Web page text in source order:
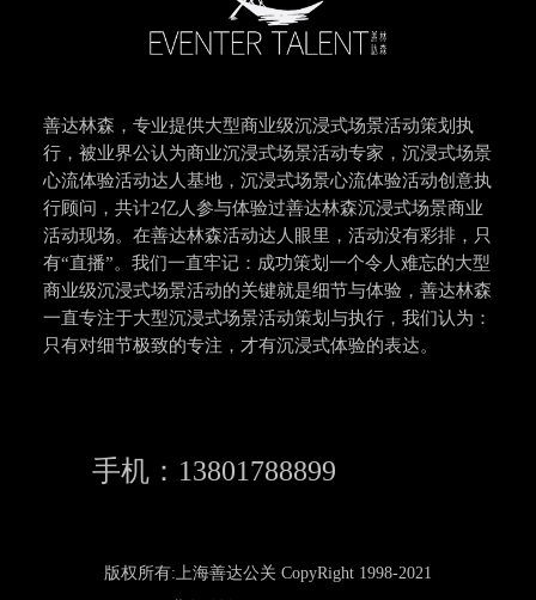
善达林森，专业提供大型商业级沉浸式场景活动策划执
行，被业界公认为商业沉浸式场景活动专家，沉浸式场景
心流体验活动达人基地，沉浸式场景心流体验活动创意执
行顾问，共计2亿人参与体验过善达林森沉浸式场景商业
活动现场。在善达林森活动达人眼里，活动没有彩排，只
有“直播”。我们一直牢记：成功策划一个令人难忘的大型
商业级沉浸式场景活动的关键就是细节与体验，善达林森
一直专注于大型沉浸式场景活动策划与执行，我们认为：
只有对细节极致的专注，才有沉浸式体验的表达。
手机：13801788899
版权所有:上海善达公关 CopyRight 1998-2021